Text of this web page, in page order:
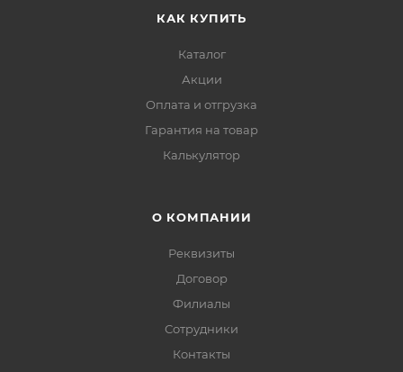
КАК КУПИТЬ
Каталог
Акции
Оплата и отгрузка
Гарантия на товар
Калькулятор
О КОМПАНИИ
Реквизиты
Договор
Филиалы
Сотрудники
Контакты